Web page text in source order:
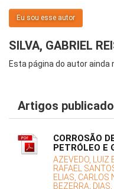
Eu sou esse autor
SILVA, GABRIEL
Esta página do autor
Artigos
CORROSÃO
PETRÓLEO E
AZEVEDO, LUIZ
RAFAEL
ELIAS, CARLOS
BEZERRA;